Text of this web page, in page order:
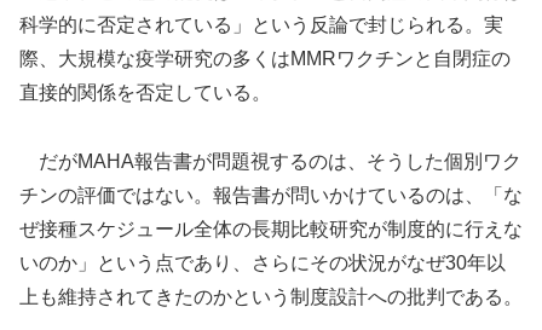
科学的に否定されている」という反論で封じられる。実
際、大規模な疫学研究の多くはMMRワクチンと自閉症の
直接的関係を否定している。
だがMAHA報告書が問題視するのは、そうした個別ワク
チンの評価ではない。報告書が問いかけているのは、「な
ぜ接種スケジュール全体の長期比較研究が制度的に行えな
いのか」という点であり、さらにその状況がなぜ30年以
上も維持されてきたのかという制度設計への批判である。